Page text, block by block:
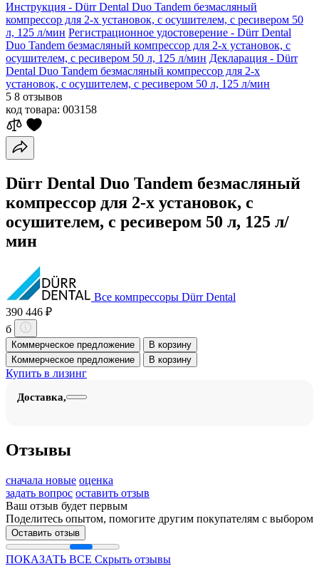
Инструкция - Dürr Dental Duo Tandem безмасляный
компрессор для 2-х установок, с осушителем, с ресивером 50
л, 125 л/мин Регистрационное удостоверение - Dürr Dental
Duo Tandem безмасляный компрессор для 2-х установок, с
осушителем, с ресивером 50 л, 125 л/мин Декларация - Dürr
Dental Duo Tandem безмасляный компрессор для 2-х
установок, с осушителем, с ресивером 50 л, 125 л/мин
5 8 отзывов
код товара: 003158
Dürr Dental Duo Tandem безмасляный
компрессор для 2-х установок, с
осушителем, с ресивером 50 л, 125 л/
мин
Все компрессоры Dürr Dental
390 446 ₽
б
Коммерческое предложение
В корзину
Коммерческое предложение
В корзину
Купить в лизинг
Доставка,
Отзывы
сначала новые оценка
задать вопрос оставить отзыв
Ваш отзыв будет первым
Поделитесь опытом, помогите другим покупателям с выбором
Оставить отзыв
ПОКАЗАТЬ ВСЕ Скрыть отзывы